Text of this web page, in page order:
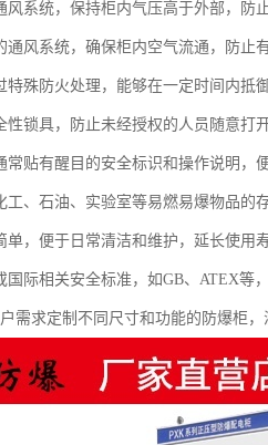
系统，保持柜内气压高于外部，防
风系统，确保柜内空气流通，防止
殊防火处理，能够在一定时间内抵
锁具，防止未经授权的人员随意打
贴有醒目的安全标识和操作说明，
工、石油、实验室等易燃易爆物品的
，便于日常清洁和维护，延长使用寿
际相关安全标准，如GB、ATEX等
需求定制不同尺寸和功能的防爆柜，